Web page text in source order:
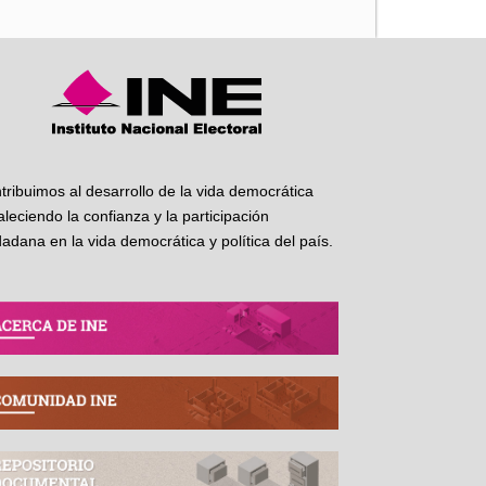
al desarrollo de la vida democrática
la confianza y la participación
en la vida democrática y política del país.